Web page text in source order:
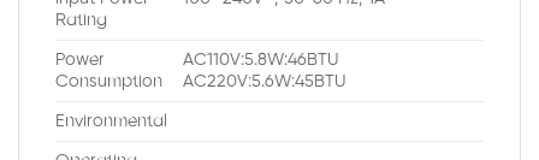
Rating
Power
Consumption
AC110V:5.8W:46BTU
AC220V:5.6W:45BTU
Environmental